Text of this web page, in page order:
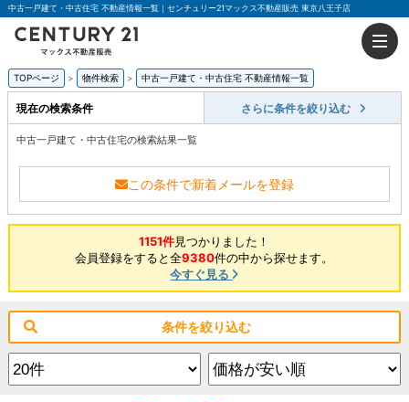
中古一戸建て・中古住宅 不動産情報一覧｜センチュリー21マックス不動産販売 東京八王子店
TOPページ 物件検索 中古一戸建て・中古住宅 不動産情報一覧
現在の検索条件 さらに条件を絞り込む
中古一戸建て・中古住宅の検索結果一覧
この条件で新着メールを登録
1151件見つかりました！
会員登録をすると全9380件の中から探せます。
今すぐ見る
条件を絞り込む